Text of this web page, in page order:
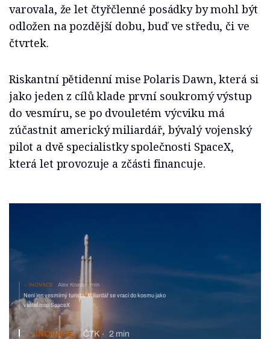
varovala, že let čtyřčlenné posádky by mohl být
odložen na pozdější dobu, buď ve středu, či ve
čtvrtek.
Riskantní pětidenní mise Polaris Dawn, která si
jako jeden z cílů klade první soukromý výstup
do vesmíru, se po dvouletém výcviku má
zúčastnit americký miliardář, bývalý vojenský
pilot a dvě specialistky společnosti SpaceX,
která let provozuje a zčásti financuje.
INOVACE Alex Knapp min
Není jen vesmírný turista. Miliardář se vrací do kosmu jako
velitel misí SpaceX
INOVACE ČTK 2 min